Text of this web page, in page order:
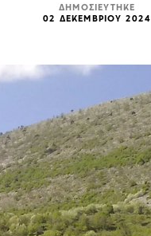
ΔΗΜΟΣΙΕΥΤΗΚΕ
02 ΔΕΚΕΜΒΡΙΟΥ 2024